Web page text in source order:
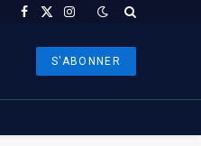
Facebook
X
Instagram
S'ABONNER